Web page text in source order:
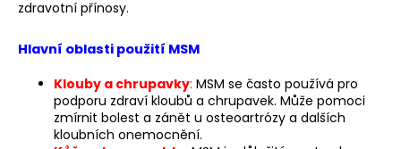
zdravotní přínosy.
Hlavní oblasti použití MSM
Klouby a chrupavky: MSM se často používá pro
podporu zdraví kloubů a chrupavek. Může pomoci
zmírnit bolest a zánět u osteoartrózy a dalších
kloubních onemocnění.
?
HLEDAT